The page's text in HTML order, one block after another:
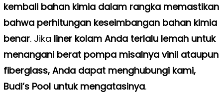
kembali bahan kimia dalam rangka memastikan
bahwa perhitungan keseimbangan bahan kimia
benar. Jika liner kolam Anda terlalu lemah untuk
menangani berat pompa misalnya vinil ataupun
fiberglass, Anda dapat menghubungi kami,
Budi’s Pool untuk mengatasinya.